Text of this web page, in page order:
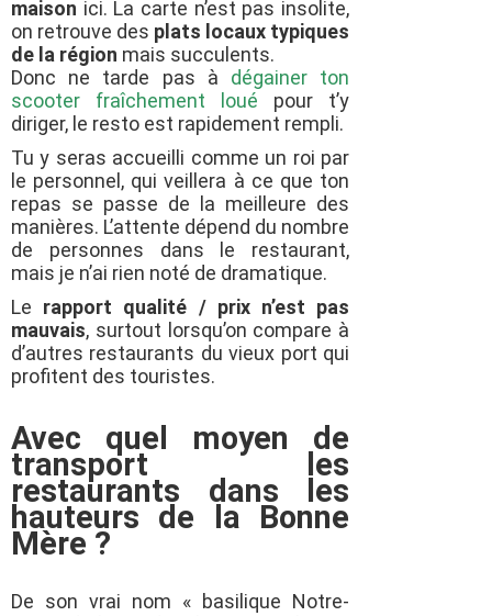
maison ici. La carte n’est pas insolite,
on retrouve des plats locaux typiques
de la région mais succulents.
Donc ne tarde pas à dégainer ton
scooter fraîchement loué pour t’y
diriger, le resto est rapidement rempli.
Tu y seras accueilli comme un roi par
le personnel, qui veillera à ce que ton
repas se passe de la meilleure des
manières. L’attente dépend du nombre
de personnes dans le restaurant,
mais je n’ai rien noté de dramatique.
Le rapport qualité / prix n’est pas
mauvais, surtout lorsqu’on compare à
d’autres restaurants du vieux port qui
profitent des touristes.
Avec quel moyen de
transport les
restaurants dans les
hauteurs de la Bonne
Mère ?
De son vrai nom « basilique Notre-